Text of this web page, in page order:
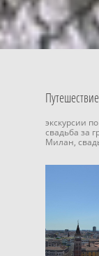
экскурсии
свадьба за
Милан,